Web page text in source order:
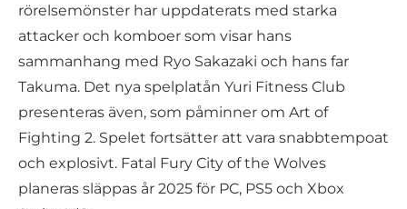
rörelsemönster har uppdaterats med starka
attacker och komboer som visar hans
sammanhang med Ryo Sakazaki och hans far
Takuma. Det nya spelplatån Yuri Fitness Club
presenteras även, som påminner om Art of
Fighting 2. Spelet fortsätter att vara snabbtempoat
och explosivt. Fatal Fury City of the Wolves
planeras släppas år 2025 för PC, PS5 och Xbox